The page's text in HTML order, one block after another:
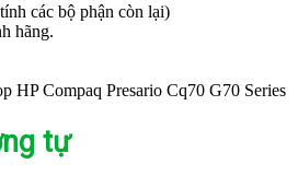
các bộ phận còn lại)
hãng.
HP Compaq Presario Cq70 G70 Series
tự